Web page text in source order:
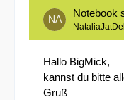
Notebook
NataliaJatDell
Hallo BigMick,
kannst du bitte
Gruß